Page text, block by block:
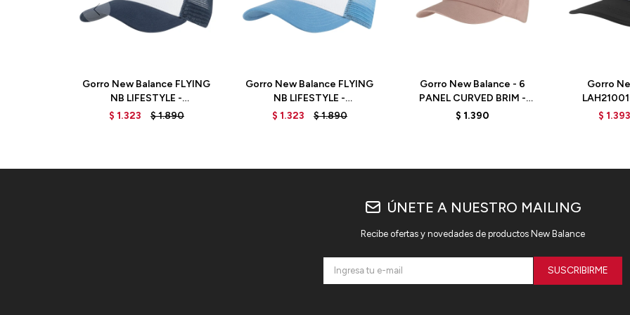
Gorro New Balance FLYING
NB LIFESTYLE -
LAH31012NNY - BLUE
$ 1.323 $1.890
Gorro New Balance FLYING
NB LIFESTYLE -
LAH31012HER - BLUE
$ 1.323 $1.890
Gorro New Balance - 6
PANEL CURVED BRIM -
LAH91014OKB - LIGHT PINK
$ 1.390
Gorro
$ 1.393
ÚNETE A NUESTRO MAILING
Recibe ofertas y novedades de productos New Balance
SUSCRIBIRME